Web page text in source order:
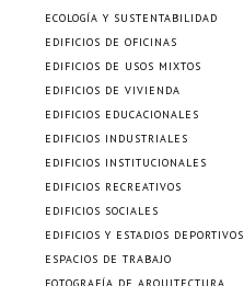
ECOLOGÍA Y SUSTENTABILIDAD
EDIFICIOS DE OFICINAS
EDIFICIOS DE USOS MIXTOS
EDIFICIOS DE VIVIENDA
EDIFICIOS EDUCACIONALES
EDIFICIOS INDUSTRIALES
EDIFICIOS INSTITUCIONALES
EDIFICIOS RECREATIVOS
EDIFICIOS SOCIALES
EDIFICIOS Y ESTADIOS DEPORTIVOS
ESPACIOS DE TRABAJO